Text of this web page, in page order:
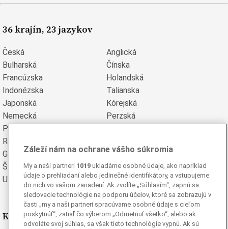
36 krajín, 23 jazykov
Česká
Anglická
Bulharská
Čínska
Francúzska
Holandská
Indonézska
Talianska
Japonská
Kórejská
Nemecká
Perzská
Poľská
Rumunská
Grécka
Španielska
Švédska
Turecká
Ukrajinská
Vietnamská
Kde nás nájdete
Záleží nám na ochrane vášho súkromia
My a naši partneri 1019 ukladáme osobné údaje, ako napríklad
údaje o prehliadaní alebo jedinečné identifikátory, a vstupujeme
do nich vo vašom zariadení. Ak zvolíte „Súhlasím“, zapnú sa
sledovacie technológie na podporu účelov, ktoré sa zobrazujú v
časti „my a naši partneri spracúvame osobné údaje s cieľom
poskytnúť“, zatiaľ čo výberom „Odmetnuť všetko“, alebo ak
odvoláte svoj súhlas, sa však tieto technológie vypnú. Ak sú